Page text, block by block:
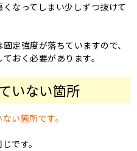
なってしまい少しずつ抜けて
定強度が落ちていますので、
ておく必要があります。
いない箇所
い箇所です。
です。